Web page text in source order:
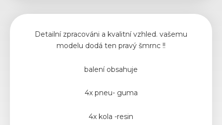
Detailní zpracováni a kvalitní vzhled. vašemu
modelu dodá ten pravý šmrnc !!
balení obsahuje
4x pneu- guma
4x kola -resin